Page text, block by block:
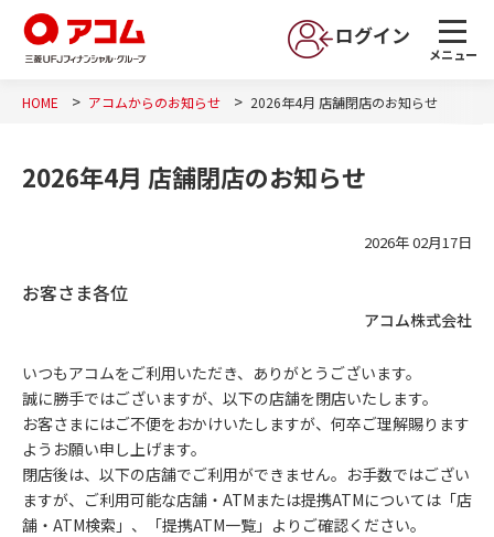
ログイン
メニュー
HOME アコムからのお知らせ 2026年4月 店舗閉店のお知らせ
2026年4月 店舗閉店のお知らせ
2026年 02月17日
お客さま各位
アコム株式会社
いつもアコムをご利用いただき、ありがとうございます。
誠に勝手ではございますが、以下の店舗を閉店いたします。
お客さまにはご不便をおかけいたしますが、何卒ご理解賜ります
ようお願い申し上げます。
閉店後は、以下の店舗でご利用ができません。お手数ではござい
ますが、ご利用可能な店舗・ATMまたは提携ATMについては「店
舗・ATM検索」、「提携ATM一覧」よりご確認ください。